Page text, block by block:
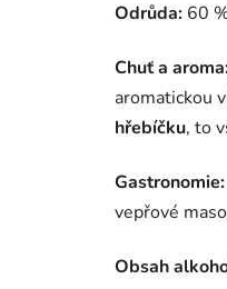
Odrůda: 60
Chuť a
aromatickou
hřebíčku, to
Gastronomie:
vepřové
Obsah